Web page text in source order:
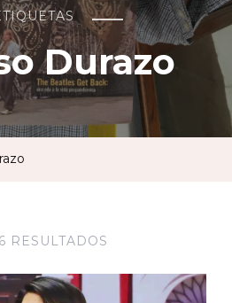
Durazo
RESULTADOS